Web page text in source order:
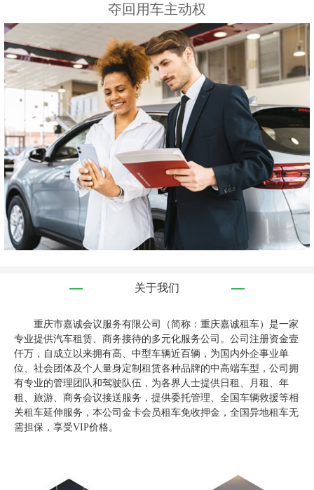
夺回用车主动权
关于我们
重庆市嘉诚会议服务有限公司（简称：重庆嘉诚租车）是一家
专业提供汽车租赁、商务接待的多元化服务公司。公司注册资金壹
仟万，自成立以来拥有高、中型车辆近百辆，为国内外企事业单
位、社会团体及个人量身定制租赁各种品牌的中高端车型，公司拥
有专业的管理团队和驾驶队伍，为各界人士提供日租、月租、年
租、旅游、商务会议接送服务，提供委托管理、全国车辆救援等相
关租车延伸服务，本公司金卡会员租车免收押金，全国异地租车无
需担保，享受VIP价格。